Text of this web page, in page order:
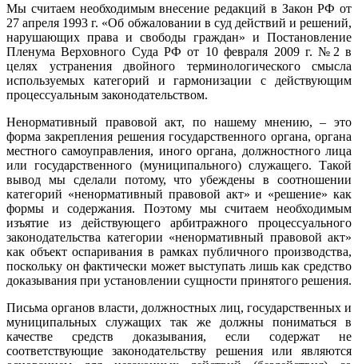
Мы считаем необходимым внесение редакций в Закон РФ от
27 апреля 1993 г. «Об обжаловании в суд действий и решений,
нарушающих права и свободы граждан» и Постановление
Пленума Верховного Суда РФ от 10 февраля 2009 г. №2 в
целях устранения двойного терминологического смысла
используемых категорий и гармонизации с действующим
процессуальным законодательством.
Ненормативный правовой акт, по нашему мнению, – это
форма закрепления решения государственного органа, органа
местного самоуправления, иного органа, должностного лица
или государственного (муниципального) служащего. Такой
вывод мы сделали потому, что убеждены в соотношении
категорий «ненормативный правовой акт» и «решение» как
формы и содержания. Поэтому мы считаем необходимым
изъятие из действующего арбитражного процессуального
законодательства категории «ненормативный правовой акт»
как объект оспаривания в рамках публичного производства,
поскольку он фактически может выступать лишь как средство
доказывания при установлении сущности принятого решения.
Письма органов власти, должностных лиц, государственных и
муниципальных служащих так же должны пониматься в
качестве средств доказывания, если содержат не
соответствующие законодательству решения или являются